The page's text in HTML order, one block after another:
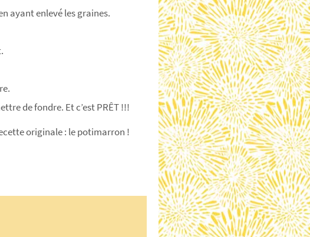
ayant enlevé les graines.
de fondre. Et c’est PRÊT !!!
originale : le potimarron !